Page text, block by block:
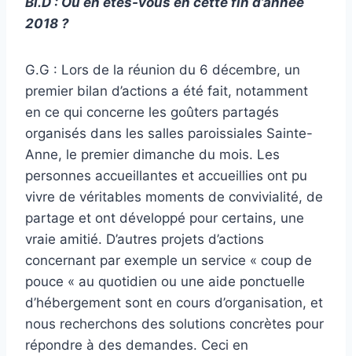
2018 ?
G.G : Lors de la réunion du 6 décembre, un
premier bilan d’actions a été fait, notamment
en ce qui concerne les goûters partagés
organisés dans les salles paroissiales Sainte-
Anne, le premier dimanche du mois. Les
personnes accueillantes et accueillies ont pu
vivre de véritables moments de convivialité, de
partage et ont développé pour certains, une
vraie amitié. D’autres projets d’actions
concernant par exemple un service « coup de
pouce « au quotidien ou une aide ponctuelle
d’hébergement sont en cours d’organisation, et
nous recherchons des solutions concrètes pour
répondre à des demandes. Ceci en